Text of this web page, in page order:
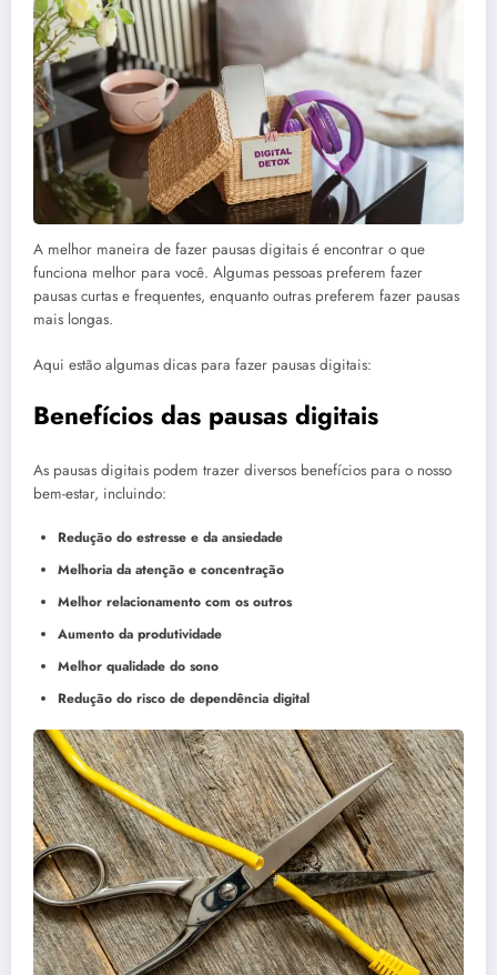
A melhor maneira de fazer pausas digitais é encontrar o que
funciona melhor para você. Algumas pessoas preferem fazer
pausas curtas e frequentes, enquanto outras preferem fazer pausas
mais longas.
Aqui estão algumas dicas para fazer pausas digitais:
Benefícios das pausas digitais
As pausas digitais podem trazer diversos benefícios para o nosso
bem-estar, incluindo:
Redução do estresse e da ansiedade
Melhoria da atenção e concentração
Melhor relacionamento com os outros
Aumento da produtividade
Melhor qualidade do sono
Redução do risco de dependência digital